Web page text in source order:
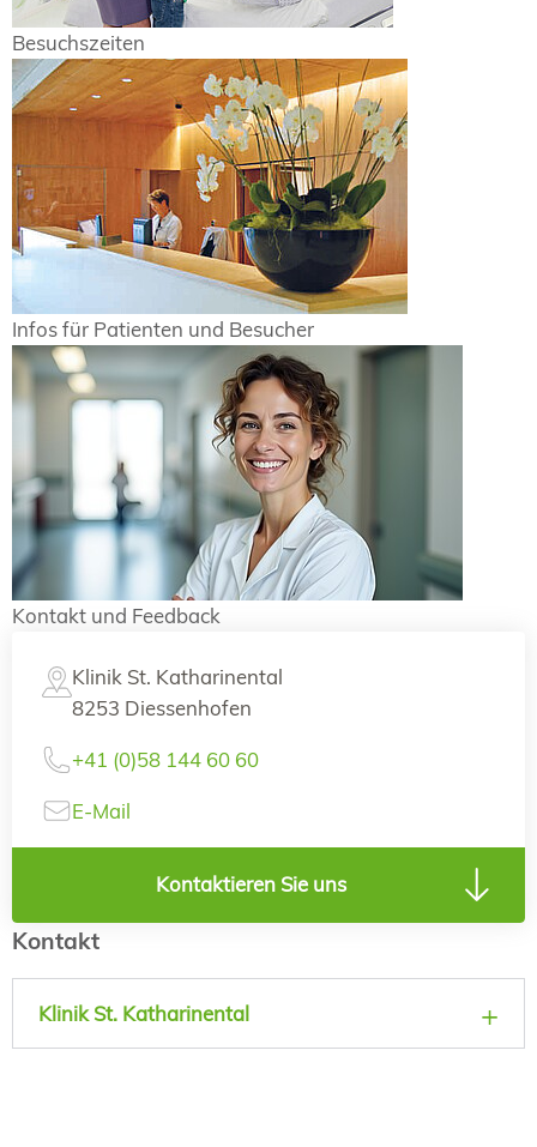
Besuchszeiten
Infos für Patienten und Besucher
Kontakt und Feedback
Klinik St. Katharinental
8253 Diessenhofen
+41 (0)58 144 60 60
E-Mail
Kontaktieren Sie uns
Kontakt
Klinik St. Katharinental